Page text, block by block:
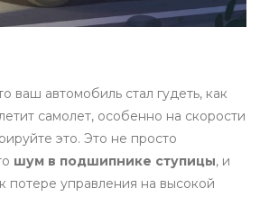
ваш автомобиль стал гудеть, как
самолет, особенно на скорости
это. Это не просто
шум в подшипнике ступицы, и
потере управления на высокой